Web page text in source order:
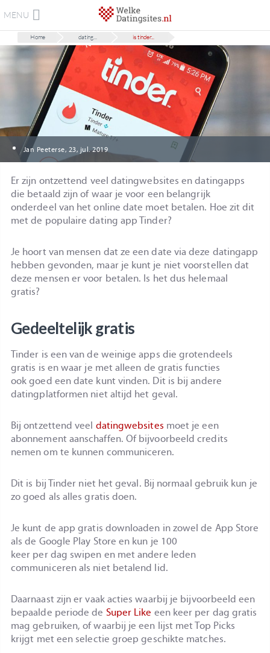
MENU
Home dating... is tinder...
Jan Peeterse, 23, jul. 2019
Er zijn ontzettend veel datingwebsites en datingapps
die betaald zijn of waar je voor een belangrijk
onderdeel van het online date moet betalen. Hoe zit dit
met de populaire dating app Tinder?
Je hoort van mensen dat ze een date via deze datingapp
hebben gevonden, maar je kunt je niet voorstellen dat
deze mensen er voor betalen. Is het dus helemaal
gratis?
Gedeeltelijk gratis
Tinder is een van de weinige apps die grotendeels
gratis is en waar je met alleen de gratis functies
ook goed een date kunt vinden. Dit is bij andere
datingplatformen niet altijd het geval.
Bij ontzettend veel datingwebsites moet je een
abonnement aanschaffen. Of bijvoorbeeld credits
nemen om te kunnen communiceren.
Dit is bij Tinder niet het geval. Bij normaal gebruik kun je
zo goed als alles gratis doen.
Je kunt de app gratis downloaden in zowel de App Store
als de Google Play Store en kun je 100
keer per dag swipen en met andere leden
communiceren als niet betalend lid.
Daarnaast zijn er vaak acties waarbij je bijvoorbeeld een
bepaalde periode de Super Like een keer per dag gratis
mag gebruiken, of waarbij je een lijst met Top Picks
krijgt met een selectie groep geschikte matches.